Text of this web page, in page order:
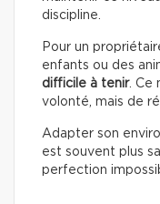
discipline.
Pour un
enfants ou des
difficile à tenir. Ce
volonté, mais de
Adapter son
est souvent plus
perfection